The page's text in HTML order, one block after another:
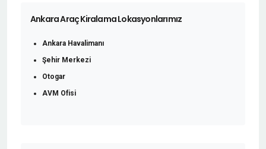
Ankara Araç Kiralama Lokasyonlarımız
Ankara Havalimanı
Şehir Merkezi
Otogar
AVM Ofisi